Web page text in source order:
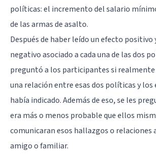
políticas: el incremento del salario
de las armas de asalto.
Después de haber leído un efecto positivo
negativo asociado a cada una de las dos
preguntó a los participantes si realmente
una relación entre esas dos políticas y los
había indicado. Además de eso, se les
era más o menos probable que ellos
comunicaran esos hallazgos o relaciones
amigo o familiar.